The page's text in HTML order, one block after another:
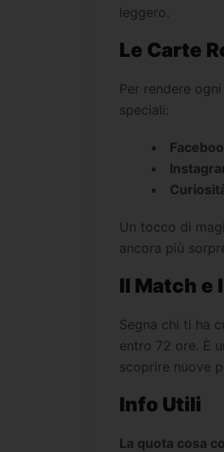
leggero.
Le Carte
Per rendere
speciali:
Un tocco di
ancora più
Il Match e
Segna chi ti ha
entro 72 ore. È
scoprire nuove
Info Utili
La quota cosa